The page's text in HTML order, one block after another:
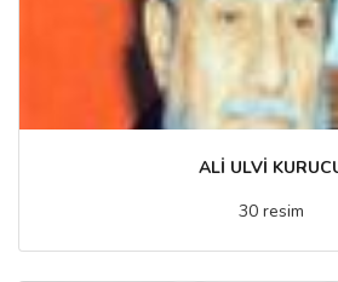
ALİ ULVİ
30 resim